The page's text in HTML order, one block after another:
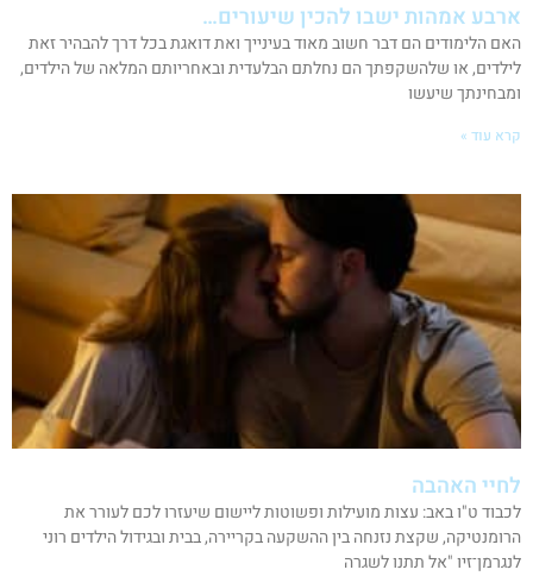
ארבע אמהות ישבו להכין שיעורים…
האם הלימודים הם דבר חשוב מאוד בעינייך ואת דואגת בכל דרך להבהיר זאת
לילדים, או שלהשקפתך הם נחלתם הבלעדית ובאחריותם המלאה של הילדים,
ומבחינתך שיעשו
קרא עוד »
לחיי האהבה
לכבוד ט"ו באב: עצות מועילות ופשוטות ליישום שיעזרו לכם לעורר את
הרומנטיקה, שקצת נזנחה בין ההשקעה בקריירה, בבית ובגידול הילדים רוני
לנגרמן־זיו "אל תתנו לשגרה